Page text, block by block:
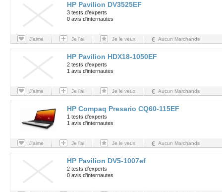
HP Pavilion DV3525EF
3 tests d’experts
0 avis d'internautes
J'aime Je l'ai Je le veux Aucun Marchands
HP Pavilion HDX18-1050EF
2 tests d’experts
1 avis d'internautes
J'aime Je l'ai Je le veux Aucun Marchands
HP Compaq Presario CQ60-115EF
1 tests d’experts
1 avis d'internautes
J'aime Je l'ai Je le veux Aucun Marchands
HP Pavilion DV5-1007ef
2 tests d’experts
0 avis d'internautes